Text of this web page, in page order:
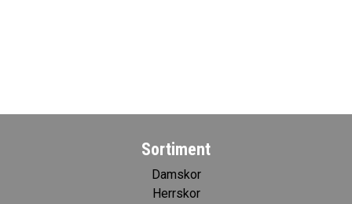
Sortiment
Damskor
Herrskor